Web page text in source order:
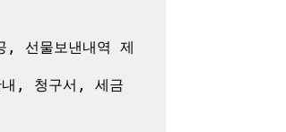
선물보낸내역 제
, 청구서, 세금